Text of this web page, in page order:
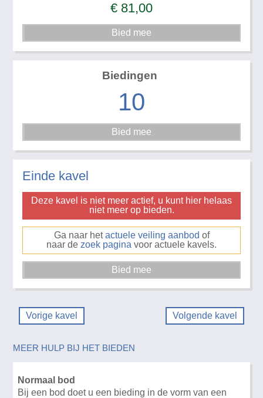
€ 81,00
Biedingen
10
Einde kavel
Deze kavel is niet meer actief, u kunt hier helaas
niet meer op bieden.
Ga naar hetactuele veiling aanbod of
naar de zoek pagina voor actuele kavels.
Vorige kavel Volgende kavel
MEER HULP BIJ HET BIEDEN
Normaal bod
Bij een bod doet u een bieding in de vorm van een